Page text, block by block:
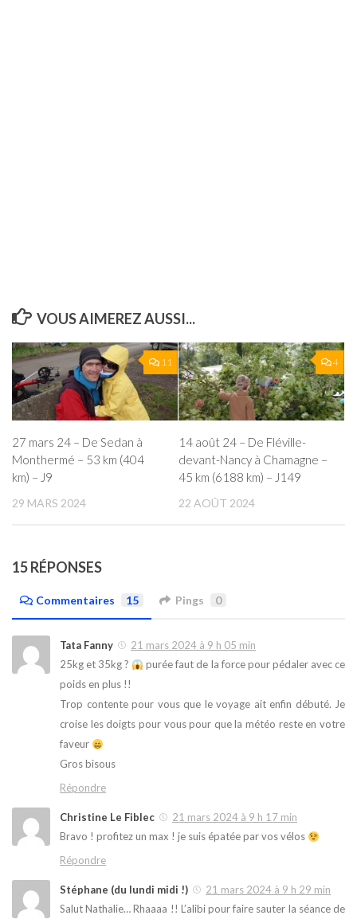
VOUS AIMEREZ AUSSI...
11
27 mars 24 – De Sedan à
Monthermé – 53 km (404
km) – J9
29 MARS 2024
4
14 août 24 – De Fléville-
devant-Nancy à Chamagne –
45 km (6188 km) – J149
22 AOÛT 2024
15 RÉPONSES
Commentaires 15 Pings 0
Tata Fanny
21 mars 2024 à 9 h 05 min
25kg et 35kg ?
purée faut de la force pour pédaler avec ce
poids en plus !!
Trop contente pour vous que le voyage ait enfin débuté. Je
croise les doigts pour vous pour que la météo reste en votre
faveur
Gros bisous
Répondre
Christine Le Fiblec
21 mars 2024 à 9 h 17 min
Bravo ! profitez un max ! je suis épatée par vos vélos
Répondre
Stéphane (du lundi midi !)
21 mars 2024 à 9 h 29 min
Salut Nathalie… Rhaaaa !! L’alibi pour faire sauter la séance de